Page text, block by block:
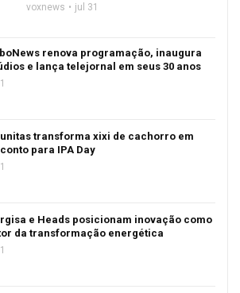
voxnews jul 31
renova programação, inaugura
e lança telejornal em seus 30 anos
transforma xixi de cachorro em
para IPA Day
e Heads posicionam inovação como
da transformação energética